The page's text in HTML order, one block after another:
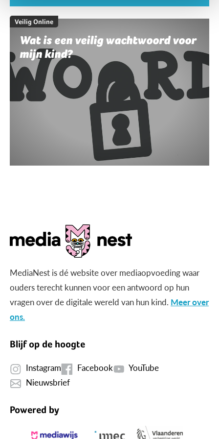
Veilig Online
Wat is een veilig wachtwoord voor
mijn kind?
MediaNest is dé website over mediaopvoeding waar
ouders terecht kunnen voor een antwoord op hun
vragen over de digitale wereld van hun kind. Meer over
ons.
Blijf op de hoogte
Instagram Facebook
YouTube
Nieuwsbrief
Powered by